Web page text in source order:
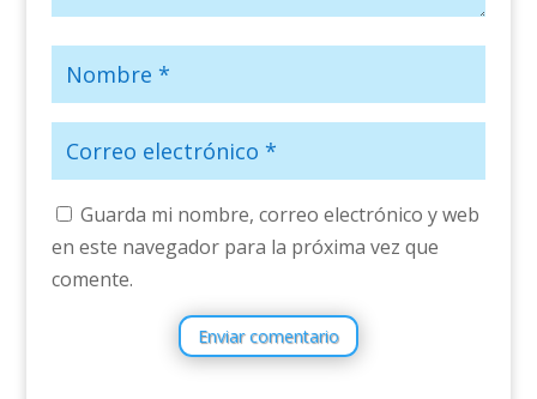
Guarda mi nombre, correo electrónico y web
en este navegador para la próxima vez que
comente.
Enviar comentario